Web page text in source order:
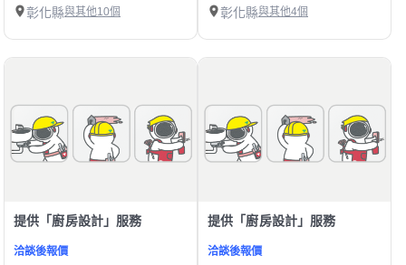
彰化縣與其他10個 彰化縣與其他4個
提供「廚房設計」服務
洽談後報價
提供「廚房設計」服務
洽談後報價